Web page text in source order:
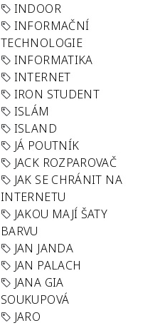
INDOOR
INFORMAČNÍ
TECHNOLOGIE
INFORMATIKA
INTERNET
IRON STUDENT
ISLÁM
ISLAND
JÁ POUTNÍK
JACK ROZPAROVAČ
JAK SE CHRÁNIT NA
INTERNETU
JAKOU MAJÍ ŠATY
BARVU
JAN JANDA
JAN PALACH
JANA GIA
SOUKUPOVÁ
JARO